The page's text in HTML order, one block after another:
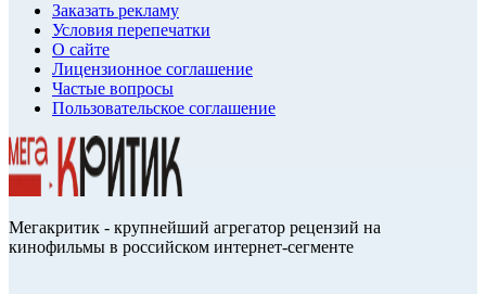
Заказать рекламу
Условия перепечатки
О сайте
Лицензионное соглашение
Частые вопросы
Пользовательское соглашение
Мегакритик - крупнейший агрегатор рецензий на
кинофильмы в российском интернет-сегменте